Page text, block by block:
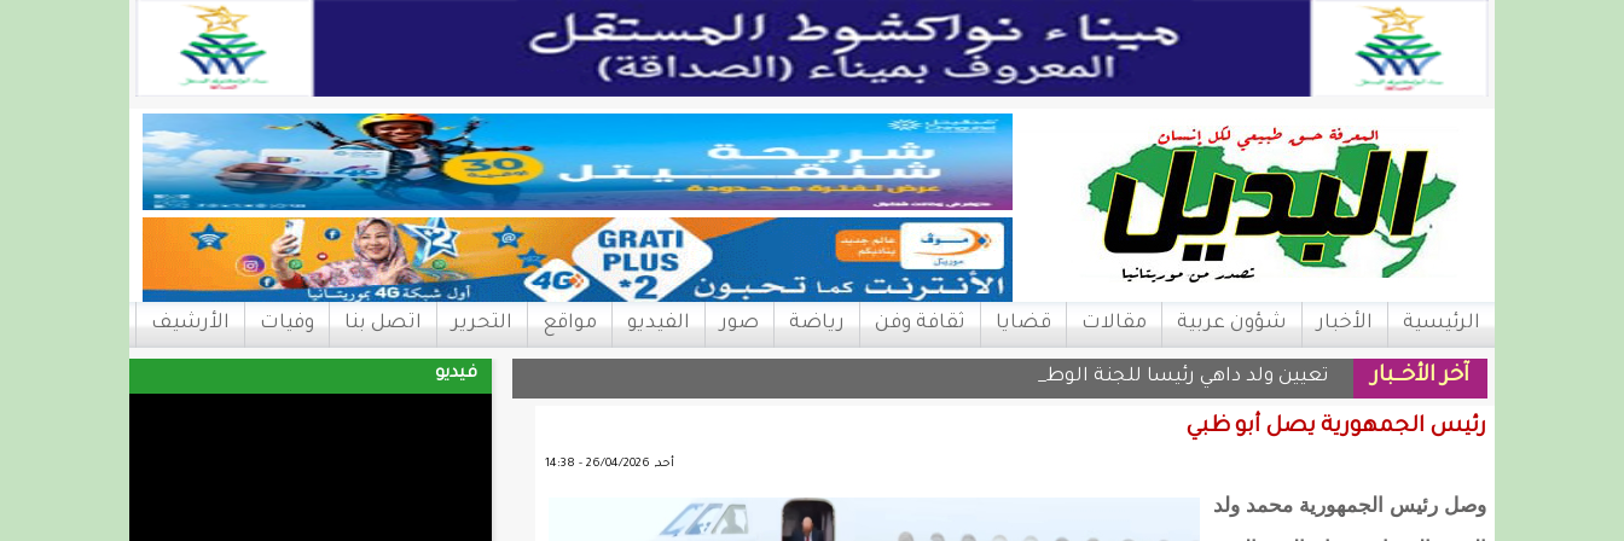
الرئيسية الأخبار شؤون عربية مقالات قضايا ثقافة وفن رياضة صور الفيديو مواقع التحرير اتصل بنا وفيات الأرشيف
فيديو آخر الأخــبار تعيين ولد داهي رئيسا للجنة الوطنية لحق |
رئيس الجمهورية يصل أبو ظبي
أحد, 26/04/2026 - 14:38
وصل رئيس الجمهورية محمد ولد